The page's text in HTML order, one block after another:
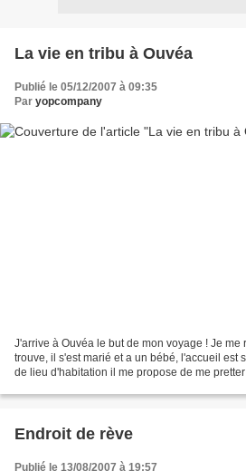
La vie en tribu à Ouvéa
Publié le 05/12/2007 à 09:35
Par yopcompany
J'arrive à Ouvéa le but de mon voyage ! Je me
trouve, il s'est marié et a un bébé, l'accueil est
de lieu d'habitation il me propose de me
Endroit de rève
Publié le 13/08/2007 à 19:57